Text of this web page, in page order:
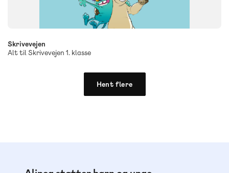
Skrivevejen
Alt til Skrivevejen 1. klasse
Hent flere